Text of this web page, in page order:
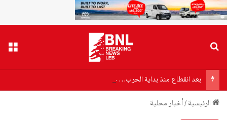
بعد انقطاع منذ بداية الحرب… عودة الكهرباء إلى دير ميماس
الرئيسية/أخبار محلية